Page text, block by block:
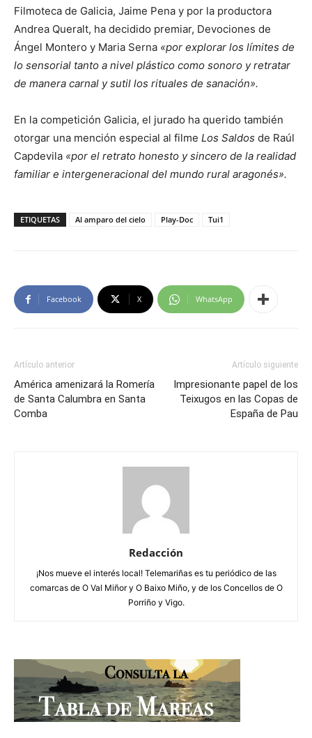
Filmoteca de Galicia, Jaime Pena y por la productora
Andrea Queralt, ha decidido premiar, Devociones de
Ángel Montero y Maria Serna «por explorar los límites de
lo sensorial tanto a nivel plástico como sonoro y retratar
de manera carnal y sutil los rituales de sanación».
En la competición Galicia, el jurado ha querido también
otorgar una mención especial al filme Los Saldos de Raúl
Capdevila «por el retrato honesto y sincero de la realidad
familiar e intergeneracional del mundo rural aragonés».
ETIQUETAS Al amparo del cielo Play-Doc Tui1
Facebook X WhatsApp
Artículo anterior
América amenizará la Romería
de Santa Calumbra en Santa
Comba
Artículo siguiente
Impresionante papel de los
Teixugos en las Copas de
España de Pau
Redacción
¡Nos mueve el interés local! Telemariñas es tu periódico de las
comarcas de O Val Miñor y O Baixo Miño, y de los Concellos de O
Porriño y Vigo.